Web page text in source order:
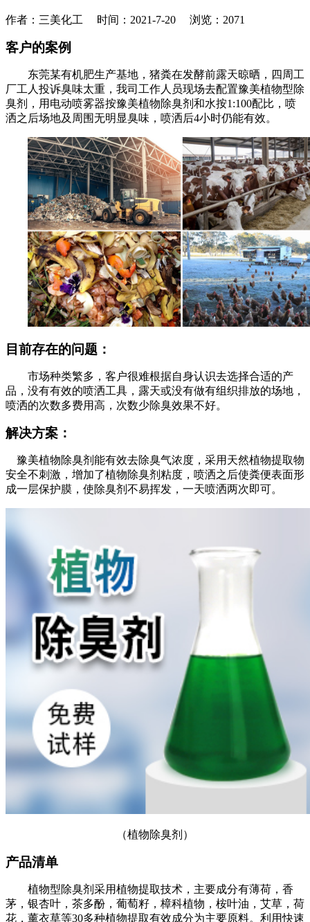
作者：三美化工 时间：2021-7-20 浏览： 2071
客户的案例
东莞某有机肥生产基地，猪粪在发酵前露天晾晒，四周工
厂工人投诉臭味太重，我司工作人员现场去配置豫美植物型除
臭剂，用电动喷雾器按豫美植物除臭剂和水按1:100配比，喷
洒之后场地及周围无明显臭味，喷洒后4小时仍能有效。
目 前存在的问题：
市场种类繁多，客户很难根据自身认识去选择合适的产
品，没有有效的喷洒工具，露天或没有做有组织排放的场地，
喷洒的次数多费用高，次数少除臭效果不好。
解决方案：
豫美植物除臭剂能有效去除臭气浓度，采用天然植物提取物
安全不刺激，增加了植物除臭剂粘度，喷洒之后使粪便表面形
成一层保护膜，使除臭剂不易挥发，一天喷洒两次即可。
（植物除臭剂）
产品清单
植物型除臭剂采用植物提取技术，主要成分有薄荷，香
茅，银杏叶，茶多酚，葡萄籽，樟科植物，桉叶油，艾草，荷
花，薰衣草等30多种植物提取有效成分为主要原料。利用快速